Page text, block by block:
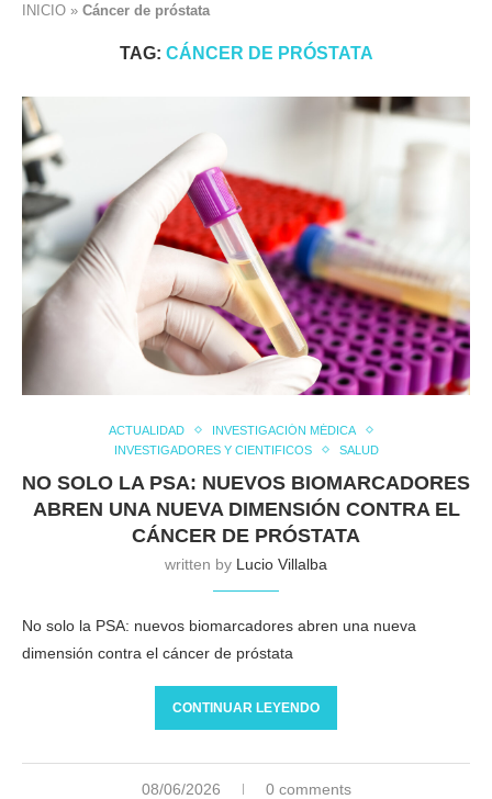
INICIO » Cáncer de próstata
TAG: CÁNCER DE PRÓSTATA
ACTUALIDAD
INVESTIGACIÓN MÉDICA
INVESTIGADORES Y CIENTIFICOS
SALUD
NO SOLO LA PSA: NUEVOS BIOMARCADORES
ABREN UNA NUEVA DIMENSIÓN CONTRA EL
CÁNCER DE PRÓSTATA
written by Lucio Villalba
No solo la PSA: nuevos biomarcadores abren una nueva
dimensión contra el cáncer de próstata
CONTINUAR LEYENDO
08/06/2026 0 comments